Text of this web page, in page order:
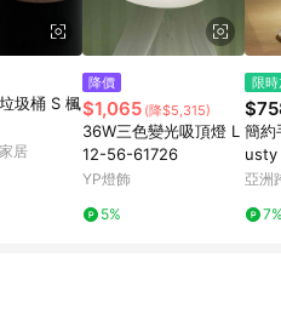
訂單，不符合導購資格；承
LINE 購物前往 Pinkoi 頁
圾桶 S 楓
居
降價
$1,065 (降$5,315)
36W三色變光吸頂燈 L
12-56-61726
YP燈飾
5%
限
簡約
usty
亞洲